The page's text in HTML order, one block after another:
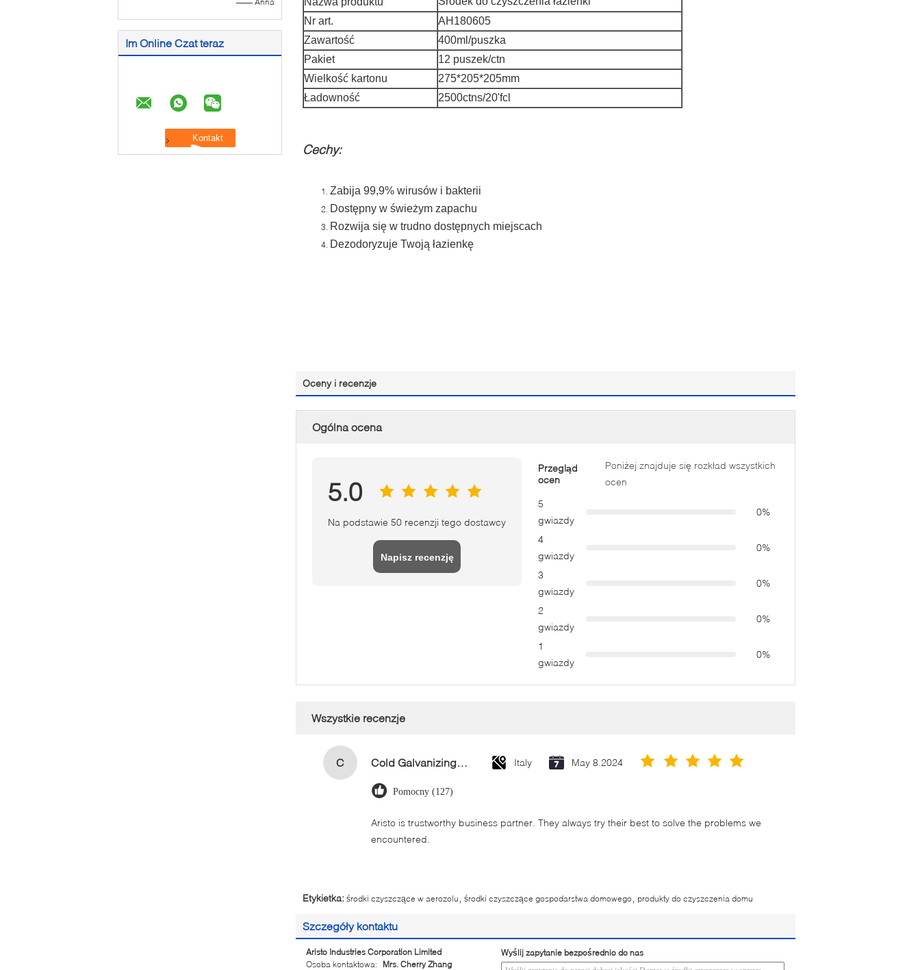
Im Online Czat teraz
Nr art.
AH180605
Zawartość
400ml/puszka
Pakiet
12 puszek/ctn
Wielkość kartonu
275*205*205mm
Ładowność
2500ctns/20'fcl
Cechy:
Zabija 99,9% wirusów i bakterii
Dostępny w świeżym zapachu
Rozwija się w trudno dostępnych miejscach
Dezodoryzuje Twoją łazienkę
Oceny i recenzje
Ogólna ocena
5.0
Na podstawie 50 recenzji tego dostawcy
Napisz recenzję
Przegląd
ocen
Poniżej znajduje się rozkład wszystkich
ocen
5
gwiazdy
0%
4
gwiazdy
0%
3
gwiazdy
0%
2
gwiazdy
0%
1
gwiazdy
0%
Wszystkie recenzje
C Cold Galvanizing Zinc Spray Paint 400ml Italy May 8.2024
Pomocny (127)
Aristo is trustworthy business partner. They always try their best to solve the problems we
encountered.
Etykietka: środki czyszczące w aerozolu środki czyszczące gospodarstwa domowego produkty do czyszczenia domu
Szczegóły kontaktu
Aristo Industries Corporation Limited
Osoba kontaktowa:
Mrs. Cherry Zhang
Wyślij zapytanie bezpośrednio do nas